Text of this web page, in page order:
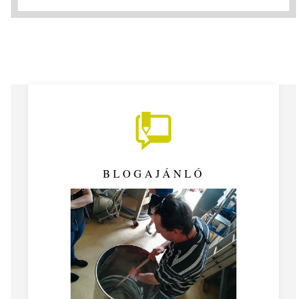
BLOGAJÁNLÓ